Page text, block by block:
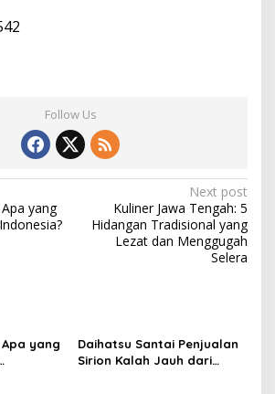
Follow Us
yang
Next post
Kuliner Jawa Tengah: 5
Hidangan Tradisional yang
Lezat dan Menggugah
Selera
Apa yang
Daihatsu Santai Penjualan
Sirion Kalah Jauh dari